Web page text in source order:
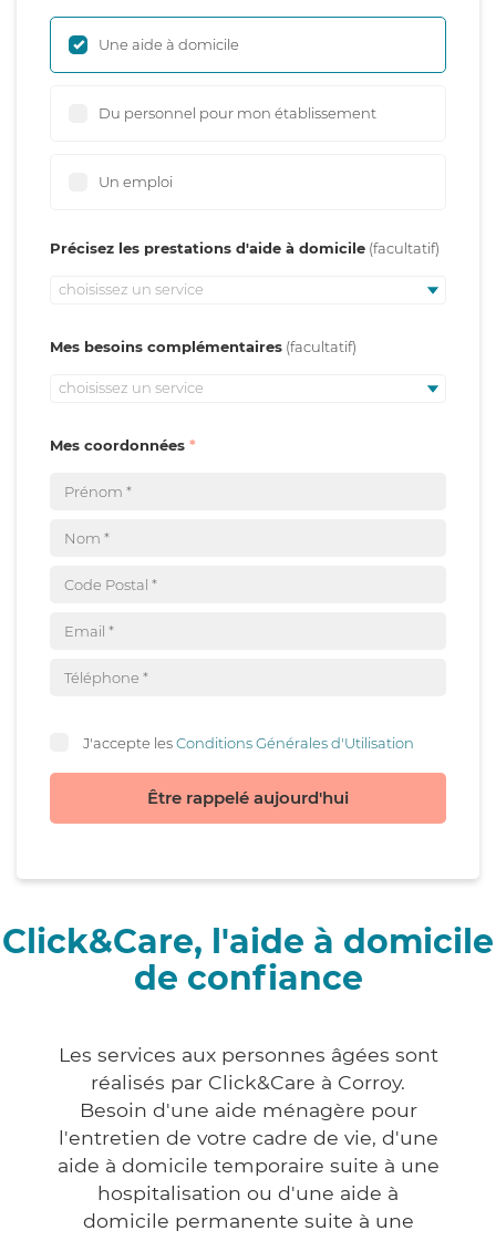
Une aide à domicile
Du personnel pour mon établissement
Un emploi
Précisez les prestations d'aide à domicile
choisissez un service
Mes besoins complémentaires
choisissez un service
Mes coordonnées
J'accepte lesConditions Générales d'Utilisation
Être rappelé aujourd'hui
Click&Care, l'aide à domicile
de confiance
Les services aux personnes âgées sont
réalisés par Click&Care à Corroy.
Besoin d'une aide ménagère pour
l'entretien de votre cadre de vie, d'une
aide à domicile temporaire suite à une
hospitalisation ou d'une aide à
domicile permanente suite à une